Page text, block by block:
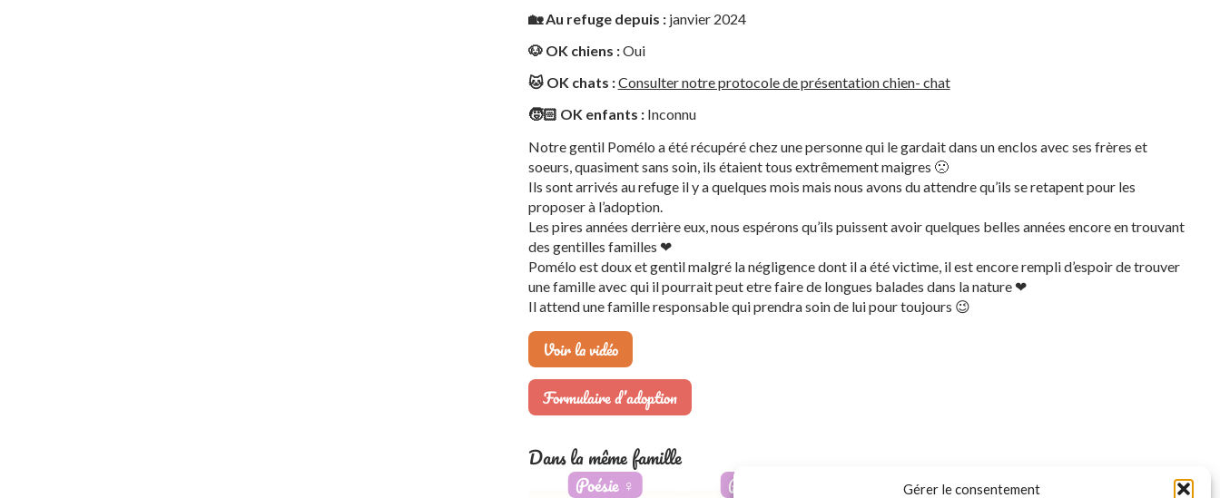
Gérer le consentement
🏡 Au refuge depuis :janvier 2024
🐶 OK chiens :Oui
🐱 OK chats :Consulter notre protocole de présentation chien- chat
🧒🏻 OK enfants :Inconnu
Notre gentil Pomélo a été récupéré chez une personne qui le gardait dans un enclos avec ses frères et
soeurs, quasiment sans soin, ils étaient tous extrêmement maigres 🙁
Ils sont arrivés au refuge il y a quelques mois mais nous avons du attendre qu’ils se retapent pour les
proposer à l’adoption.
Les pires années derrière eux, nous espérons qu’ils puissent avoir quelques belles années encore en trouvant
des gentilles familles ❤
Pomélo est doux et gentil malgré la négligence dont il a été victime, il est encore rempli d’espoir de trouver
une famille avec qui il pourrait peut etre faire de longues balades dans la nature ❤
Il attend une famille responsable qui prendra soin de lui pour toujours 😉
Voir la vidéo
Formulaire d’adoption
Dans la même famille
Poésie ♀️ Poupée Phébus♂️ Penelope